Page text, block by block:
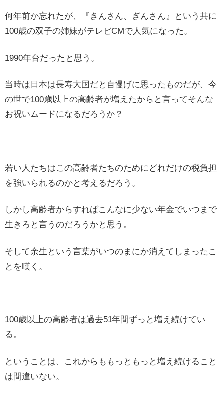
何年前か忘れたが、『きんさん、ぎんさん』という共に
100歳の双子の姉妹がテレビCMで人気になった。
1990年台だったと思う。
当時は日本は長寿大国だと自慢げに思ったものだが、今
の世で100歳以上の高齢者が増えたからと言ってそんな
お祝いムードになるだろうか？
若い人たちはこの高齢者たちのためにどれだけの税負担
を強いられるのかと考えるだろう。
しかし高齢者からすればこんなに少ない年金でいつまで
生きろと言うのだろうかと思う。
そして余生という言葉がいつのまにか消えてしまったこ
とを嘆く。
100歳以上の高齢者は過去51年間ずっと増え続けてい
る。
ということは、これからももっともっと増え続けること
は間違いない。